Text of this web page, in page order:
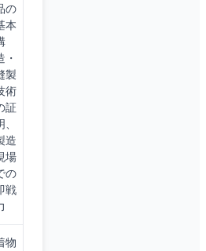
の
本
・
製
術
証
、
造
場
の
戦
物